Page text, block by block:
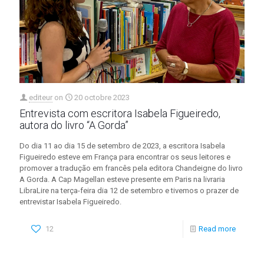
editeur on 20 octobre 2023
Entrevista com escritora Isabela Figueiredo,
autora do livro “A Gorda”
Do dia 11 ao dia 15 de setembro de 2023, a escritora Isabela
Figueiredo esteve em França para encontrar os seus leitores e
promover a tradução em francês pela editora Chandeigne do livro
A Gorda. A Cap Magellan esteve presente em Paris na livraria
LibraLire na terça-feira dia 12 de setembro e tivemos o prazer de
entrevistar Isabela Figueiredo.
12 Read more